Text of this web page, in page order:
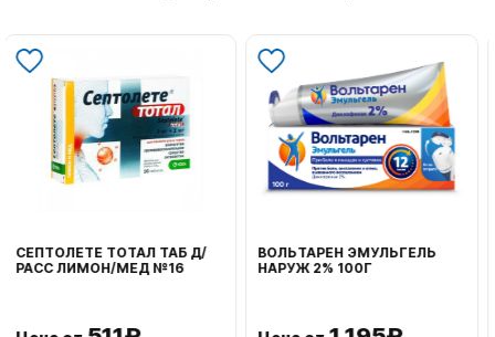
ВОЛЬТАРЕН ЭМУЛЬГЕЛЬ
НАРУЖ 2% 100Г
ФЕНИСТИЛ ГЕЛЬ НАРУЖ
0,1% 50Г